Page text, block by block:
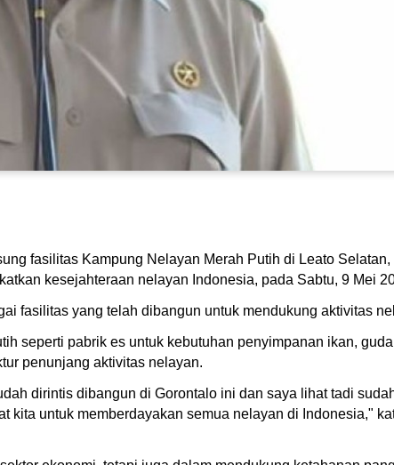
fasilitas Kampung Nelayan Merah Putih di Leato
kesejahteraan nelayan Indonesia, pada Sabtu, 9 Mei
fasilitas yang telah dibangun untuk mendukung aktivitas
seperti pabrik es untuk kebutuhan penyimpanan ikan,
penunjang aktivitas nelayan.
dirintis dibangun di Gorontalo ini dan saya lihat tadi
kita untuk memberdayakan semua nelayan di Indonesia,"